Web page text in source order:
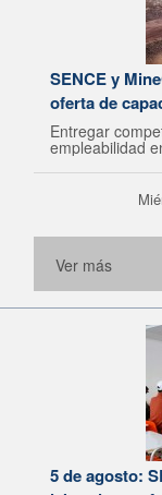
SENCE y
oferta de
Entregar
empleabilidad
Ver más
5 de agosto: